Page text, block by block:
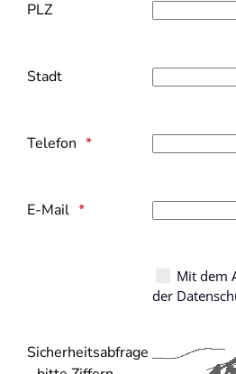
PLZ
Stadt
Telefon
E-Mail
Mit dem
der
Sicherheitsabfrage